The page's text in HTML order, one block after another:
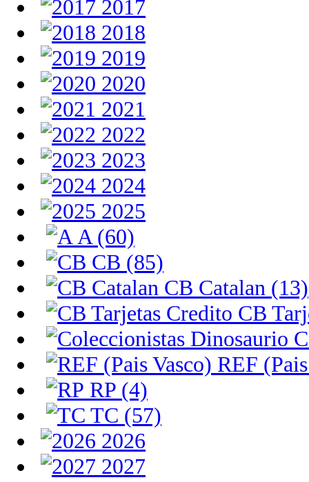
2017
2018
2019
2020
2021
2022
2023
2024
2025
A (60)
CB (85)
CB Catalan (13)
CB
REF
RP (4)
TC (57)
2026
2027